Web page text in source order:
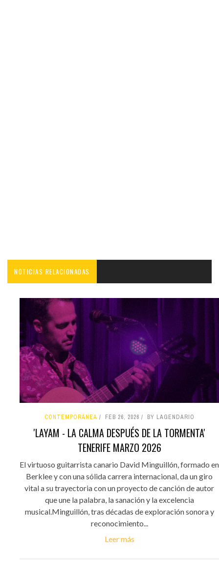
NOTICIAS RELACIONADAS
CONTEMPORÁNEA FEB 26, 2026 BY LAGENDARIO
'LAYAM - LA CALMA DESPUÉS DE LA TORMENTA'
TENERIFE MARZO 2026
El virtuoso guitarrista canario David Minguillón, formado en
Berklee y con una sólida carrera internacional, da un giro
vital a su trayectoria con un proyecto de canción de autor
que une la palabra, la sanación y la excelencia
musical.Minguillón, tras décadas de exploración sonora y
reconocimiento...
Leer más